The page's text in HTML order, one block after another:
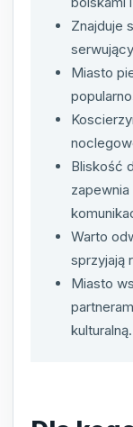
Znajduje
Miasto
Bliskość
Warto
sprzyjają
Miasto
kulturalną.